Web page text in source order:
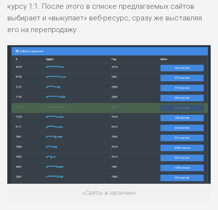
курсу 1:1. После этого в списке предлагаемых сайтов
выбирает и «выкупает» веб-ресурс, сразу же выставляя
его на перепродажу.
«Сайты в наличии»